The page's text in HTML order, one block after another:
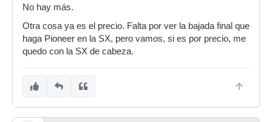
No hay más.
Otra cosa ya es el precio. Falta por ver la bajada final que
haga Pioneer en la SX, pero vamos, si es por precio, me
quedo con la SX de cabeza.